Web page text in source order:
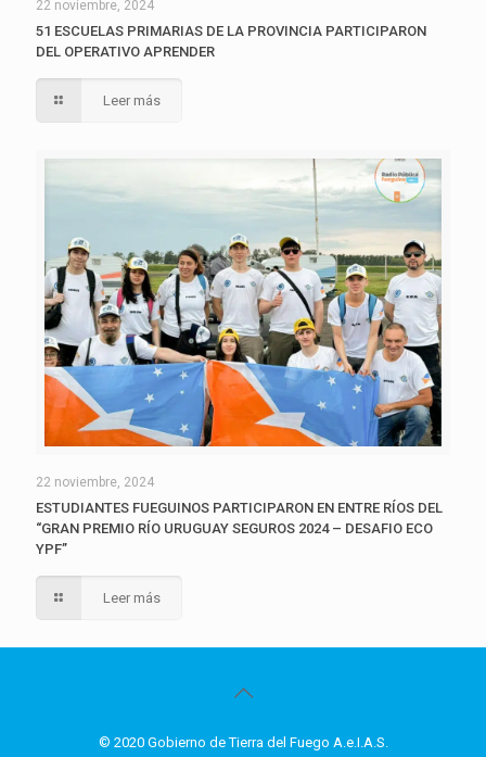
22 noviembre, 2024
51 ESCUELAS PRIMARIAS DE LA PROVINCIA PARTICIPARON
DEL OPERATIVO APRENDER
Leer más
22 noviembre, 2024
ESTUDIANTES FUEGUINOS PARTICIPARON EN ENTRE RÍOS DEL
“GRAN PREMIO RÍO URUGUAY SEGUROS 2024 – DESAFIO ECO
YPF”
Leer más
© 2020 Gobierno de Tierra del Fuego A.e.I.A.S.